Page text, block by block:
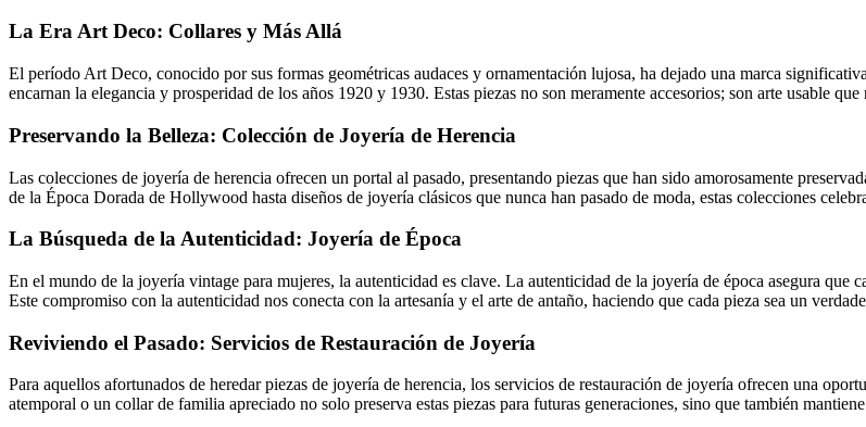
La Era Art Deco: Collares y Más Allá
El período Art Deco, conocido por sus formas geométricas audaces y ornamentación lujosa, ha dejado una marca
encarnan la elegancia y prosperidad de los años 1920 y 1930. Estas piezas no son meramente accesorios; son arte usable
Preservando la Belleza: Colección de Joyería de Herencia
Las colecciones de joyería de herencia ofrecen un portal al pasado, presentando piezas que han sido amorosamente
de la Época Dorada de Hollywood hasta diseños de joyería clásicos que nunca han pasado de moda, estas colecciones
La Búsqueda de la Autenticidad: Joyería de Época
En el mundo de la joyería vintage para mujeres, la autenticidad es clave. La autenticidad de la joyería de época asegura que
Este compromiso con la autenticidad nos conecta con la artesanía y el arte de antaño, haciendo que cada pieza sea un
Reviviendo el Pasado: Servicios de Restauración de Joyería
Para aquellos afortunados de heredar piezas de joyería de herencia, los servicios de restauración de joyería ofrecen una
atemporal o un collar de familia apreciado no solo preserva estas piezas para futuras generaciones, sino que también